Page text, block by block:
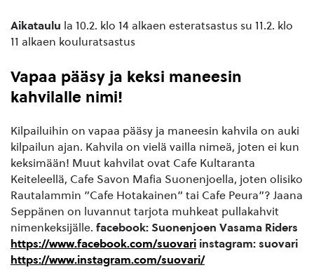
Aikataulu la 10.2. klo 14 alkaen esteratsastus su 11.2. klo
11 alkaen kouluratsastus
Vapaa pääsy ja keksi maneesin
kahvilalle nimi!
Kilpailuihin on vapaa pääsy ja maneesin kahvila on auki
kilpailun ajan. Kahvila on vielä vailla nimeä, joten ei kun
keksimään! Muut kahvilat ovat Cafe Kultaranta
Keiteleellä, Cafe Savon Mafia Suonenjoella, joten olisiko
Rautalammin ”Cafe Hotakainen” tai Cafe Peura”? Jaana
Seppänen on luvannut tarjota muhkeat pullakahvit
nimenkeksijälle. facebook: Suonenjoen Vasama Riders
https://www.facebook.com/suovari instagram: suovari
https://www.instagram.com/suovari/